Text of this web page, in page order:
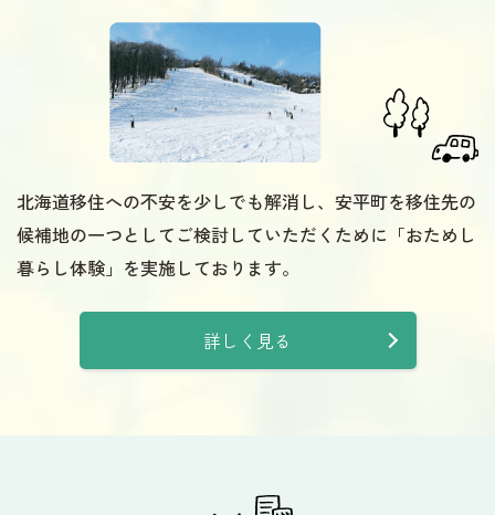
北海道移住への不安を少しでも解消し、安平町を移住先の
候補地の一つとしてご検討していただくために「おためし
暮らし体験」を実施しております。
詳しく見る